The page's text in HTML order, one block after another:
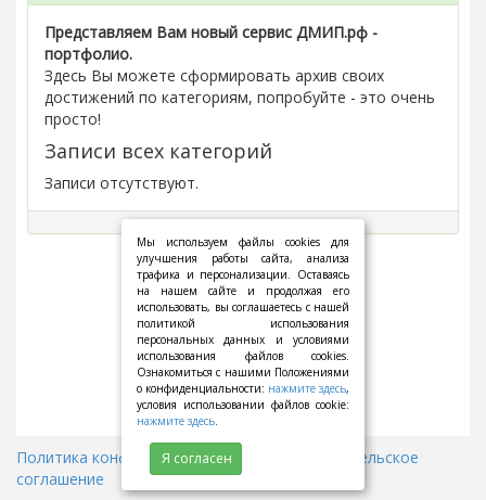
Представляем Вам новый сервис ДМИП.рф -
портфолио.
Здесь Вы можете сформировать архив своих
достижений по категориям, попробуйте - это очень
просто!
Записи всех категорий
Записи отсутствуют.
Политика конфиденциальности
Пользовательское
соглашение
Мы используем файлы cookies для
улучшения работы сайта, анализа
трафика и персонализации. Оставаясь
на нашем сайте и продолжая его
использовать, вы соглашаетесь с нашей
политикой использования
персональных данных и условиями
использования файлов cookies.
Ознакомиться с нашими Положениями
о конфиденциальности: нажмите здесь,
условия использовании файлов cookie:
нажмите здесь.
Я согласен